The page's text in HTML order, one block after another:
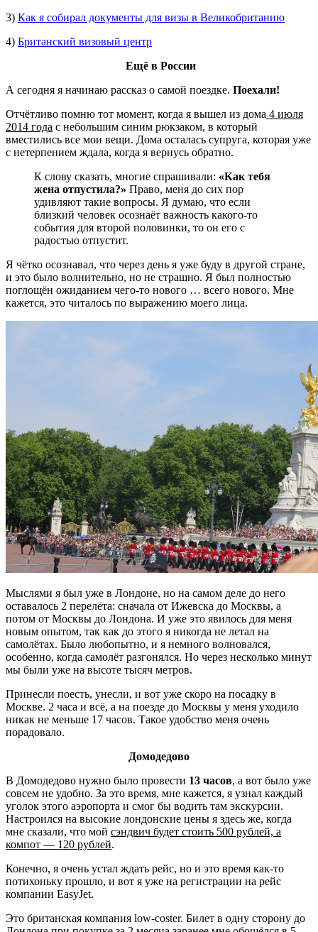
3) Как я собирал документы для визы в Великобританию
4) Британский визовый центр
Ещё в России
А сегодня я начинаю рассказ о самой поездке. Поехали!
Отчётливо помню тот момент, когда я вышел из дома 4 июля
2014 года с небольшим синим рюкзаком, в который
вместились все мои вещи. Дома осталась супруга, которая уже
с нетерпением ждала, когда я вернусь обратно.
К слову сказать, многие спрашивали: «Как тебя
жена отпустила?» Право, меня до сих пор
удивляют такие вопросы. Я думаю, что если
близкий человек осознаёт важность какого-то
события для второй половинки, то он его с
радостью отпустит.
Я чётко осознавал, что через день я уже буду в другой стране,
и это было волнительно, но не страшно. Я был полностью
поглощён ожиданием чего-то нового … всего нового. Мне
кажется, это читалось по выражению моего лица.
Мыслями я был уже в Лондоне, но на самом деле до него
оставалось 2 перелёта: сначала от Ижевска до Москвы, а
потом от Москвы до Лондона. И уже это явилось для меня
новым опытом, так как до этого я никогда не летал на
самолётах. Было любопытно, и я немного волновался,
особенно, когда самолёт разгонялся. Но через несколько минут
мы были уже на высоте тысяч метров.
Принесли поесть, унесли, и вот уже скоро на посадку в
Москве. 2 часа и всё, а на поезде до Москвы у меня уходило
никак не меньше 17 часов. Такое удобство меня очень
порадовало.
Домодедово
В Домодедово нужно было провести 13 часов, а вот было уже
совсем не удобно. За это время, мне кажется, я узнал каждый
уголок этого аэропорта и смог бы водить там экскурсии.
Настроился на высокие лондонские цены я здесь же, когда
мне сказали, что мой сэндвич будет стоить 500 рублей, а
компот — 120 рублей.
Конечно, я очень устал ждать рейс, но и это время как-то
потихоньку прошло, и вот я уже на регистрации на рейс
компании EasyJet.
Это британская компания low-coster. Билет в одну сторону до